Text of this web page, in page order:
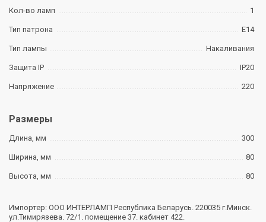
Кол-во ламп 1
Тип патрона E14
Тип лампы Накаливания
Защита IP IP20
Напряжение 220
Размеры
Длина, мм 300
Ширина, мм 80
Высота, мм 80
Импортер: ООО ИНТЕРЛАМП Республика Беларусь. 220035 г.Минск.
ул.Тимирязева. 72/1. помещение 37. кабинет 422.